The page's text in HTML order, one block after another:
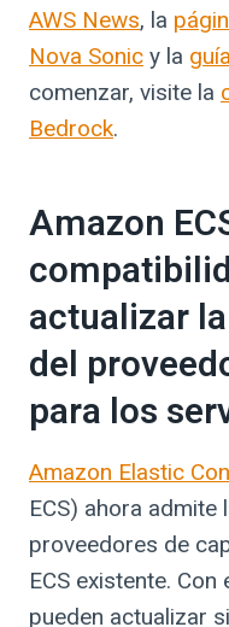
AWS News, la
Nova Sonic y la
comenzar, visite la
Bedrock.
Amazon
actualizar
del
para los
Amazon Elastic
ECS) ahora
proveedores de
ECS existente.
pueden actualizar